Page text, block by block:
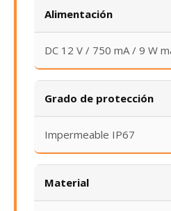
Alimentación
DC 12 V / 750 mA / 9 W
Grado de protección
Impermeable IP67
Material